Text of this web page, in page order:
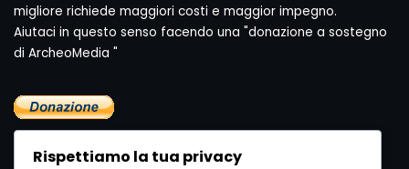
migliore richiede maggiori costi e maggior impegno.
Aiutaci in questo senso facendo una "donazione a sostegno
di ArcheoMedia "
Rispettiamo la tua privacy